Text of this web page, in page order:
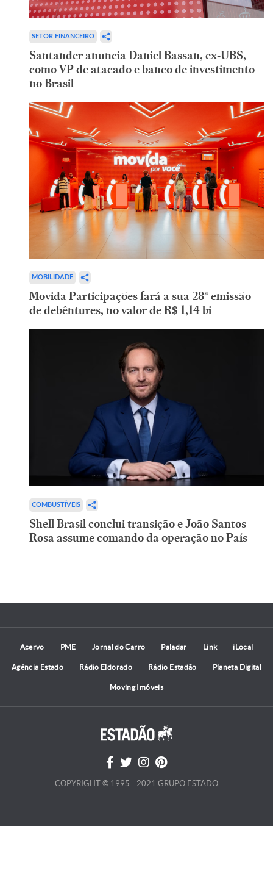
SETOR FINANCEIRO
Santander anuncia Daniel Bassan, ex-UBS,
como VP de atacado e banco de investimento
no Brasil
MOBILIDADE
Movida Participações fará a sua 28ª emissão
de debêntures, no valor de R$ 1,14 bi
COMBUSTÍVEIS
Shell Brasil conclui transição e João Santos
Rosa assume comando da operação no País
Acervo PME Jornal do Carro Paladar Link iLocal
Agência Estado Rádio Eldorado Rádio Estadão Planeta Digital
Moving Imóveis
COPYRIGHT © 1995 - 2021 GRUPO ESTADO